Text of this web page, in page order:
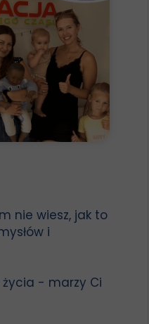
nie wiesz, jak to
i
- marzy Ci